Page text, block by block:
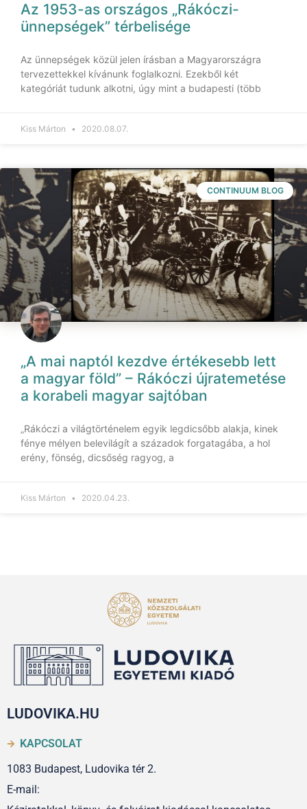
Az 1953-as országos „Rákóczi-
ünnepségek” térbelisége
Az ünnepségek közül jelen írásban a Magyarországra
tervezettekkel kívánunk foglalkozni. Ezekből két
kategóriát tudunk alkotni, úgy mint a budapesti (több
Kiss Márton 2020.08.07.
CONTINUUM BLOG
„A mai naptól kezdve értékesebb lett
a magyar föld” – Rákóczi újratemetése
a korabeli magyar sajtóban
„Rákóczi a világtörténelem egyik legdicsőbb alakja, kinek
fénye mélyen belevilágít a századok forgatagába, a hol
erény, fönség, dicsőség ragyog, a
Kiss Márton 2020.04.23.
LUDOVIKA.HU
KAPCSOLAT
1083 Budapest, Ludovika tér 2.
E-mail: